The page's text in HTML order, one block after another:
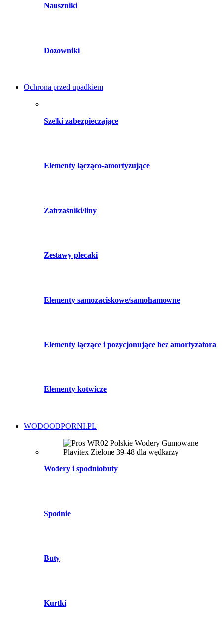
Nauszniki
Dozowniki
Ochrona przed upadkiem
Szelki zabezpieczające
Elementy łącząco-amortyzujące
Zatrzaśniki/liny
Zestawy plecaki
Elementy samozaciskowe/samohamowne
Elementy łączące i pozycjonujące bez amortyzatora
Elementy kotwicze
WODOODPORNI.PL
Wodery i spodniobuty
Spodnie
Buty
Kurtki